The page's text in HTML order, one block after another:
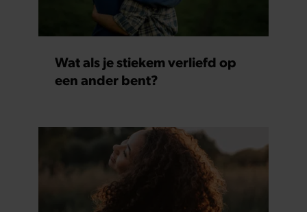
Wat als je stiekem verliefd op
een ander bent?